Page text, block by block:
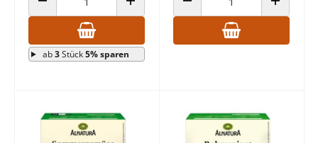
ANZAHL VERRINGERN ANZAHL ERHÖHEN
ab3Stück5% sparen
ANZAHL VERRINGERN ANZAHL